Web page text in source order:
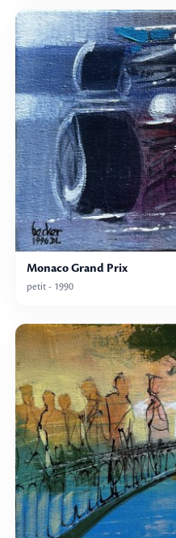
Monaco Grand Prix
petit - 1990